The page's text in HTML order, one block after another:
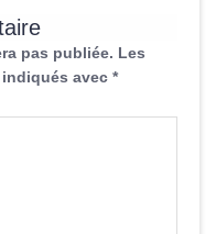
pas publiée. Les
avec *